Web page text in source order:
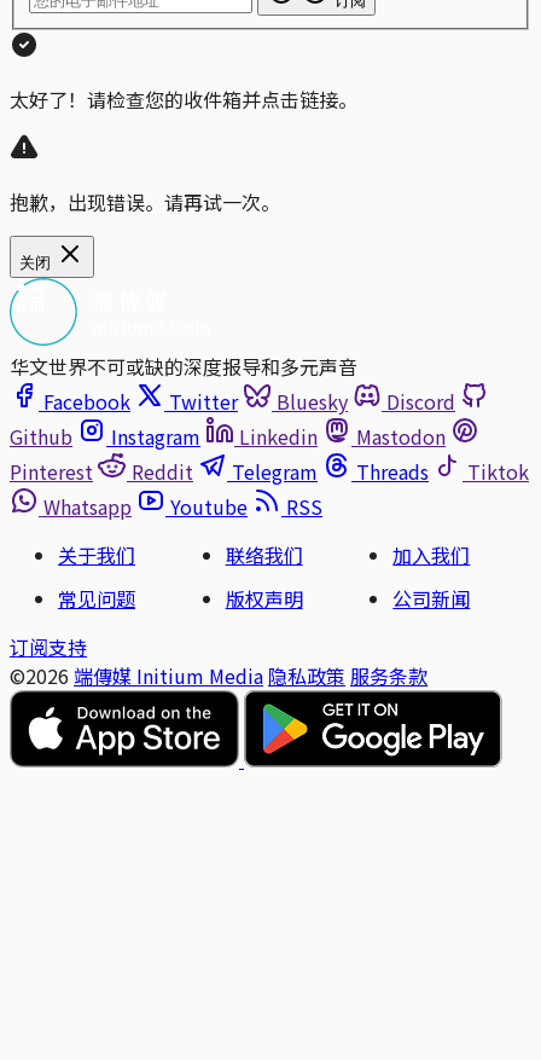
太好了！请检查您的收件箱并点击链接。
抱歉，出现错误。请再试一次。
关闭
华文世界不可或缺的深度报导和多元声音
Facebook
Twitter Bluesky
Discord
Github
Instagram Linkedin
Mastodon
Pinterest
Reddit Telegram Threads
Tiktok
Whatsapp
Youtube
RSS
关于我们
联络我们
加入我们
常见问题
版权声明
公司新闻
订阅支持
©2026 端傳媒 Initium Media 隐私政策 服务条款